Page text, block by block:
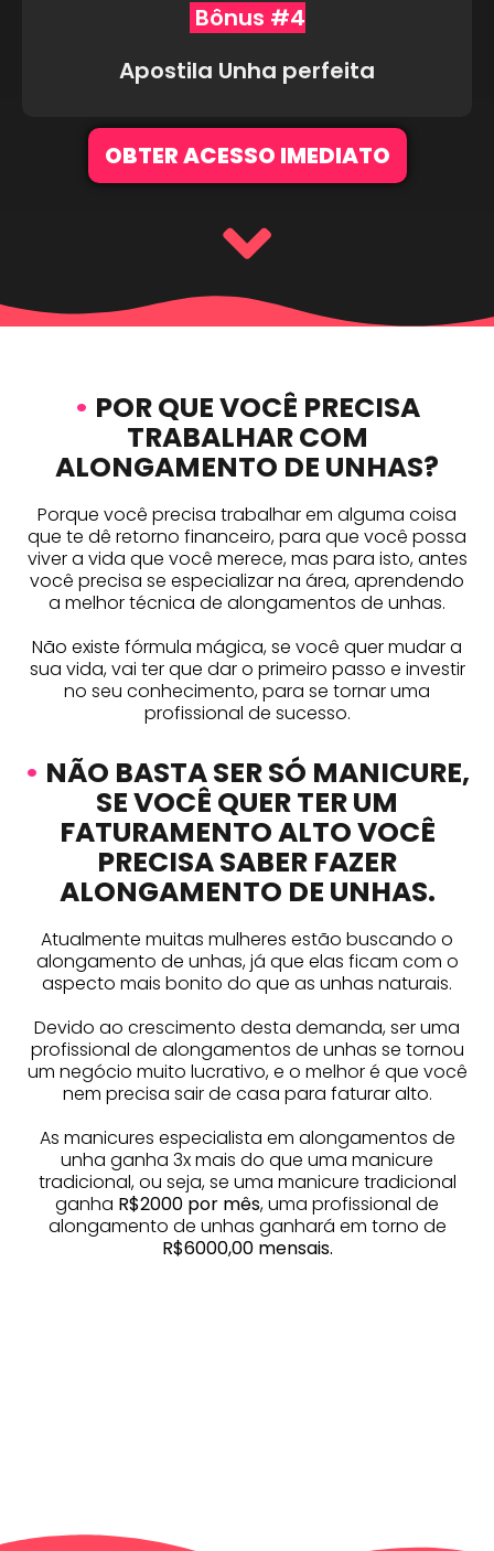
Bônus #4
Apostila Unha perfeita
OBTER ACESSO IMEDIATO
• POR QUE VOCÊ PRECISA
TRABALHAR COM
ALONGAMENTO DE UNHAS?
Porque você precisa trabalhar em alguma coisa
que te dê retorno financeiro, para que você possa
viver a vida que você merece, mas para isto, antes
você precisa se especializar na área, aprendendo
a melhor técnica de alongamentos de unhas.
Não existe fórmula mágica, se você quer mudar a
sua vida, vai ter que dar o primeiro passo e investir
no seu conhecimento, para se tornar uma
profissional de sucesso.
• NÃO BASTA SER SÓ MANICURE,
SE VOCÊ QUER TER UM
FATURAMENTO ALTO VOCÊ
PRECISA SABER FAZER
ALONGAMENTO DE UNHAS.
Atualmente muitas mulheres estão buscando o
alongamento de unhas, já que elas ficam com o
aspecto mais bonito do que as unhas naturais.
Devido ao crescimento desta demanda, ser uma
profissional de alongamentos de unhas se tornou
um negócio muito lucrativo, e o melhor é que você
nem precisa sair de casa para faturar alto.
As manicures especialista em alongamentos de
unha ganha 3x mais do que uma manicure
tradicional, ou seja, se uma manicure tradicional
ganha R$2000 por mês, uma profissional de
alongamento de unhas ganhará em torno de
R$6000,00 mensais.